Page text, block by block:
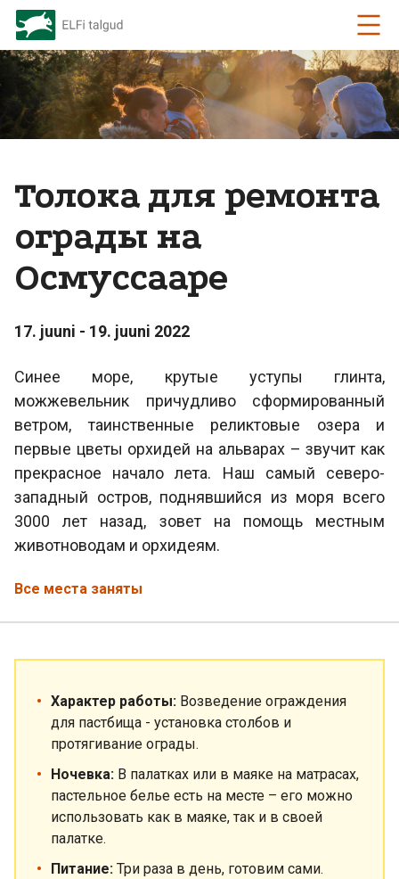
Толока для ремонта
ограды на
Осмуссааре
17. juuni - 19. juuni 2022
Синее море, крутые уступы глинта,
можжевельник причудливо сформированный
ветром, таинственные реликтовые озера и
первые цветы орхидей на альварах – звучит как
прекрасное начало лета. Наш самый северо-
западный остров, поднявшийся из моря всего
3000 лет назад, зовет на помощь местным
животноводам и орхидеям.
Все места заняты
Характер работы: Возведение ограждения
для пастбища - установка столбов и
протягивание ограды.
Ночевка: В палатках или в маяке на матрасах,
пастельное белье есть на месте – его можно
использовать как в маяке, так и в своей
палатке.
Питание: Три раза в день, готовим сами.